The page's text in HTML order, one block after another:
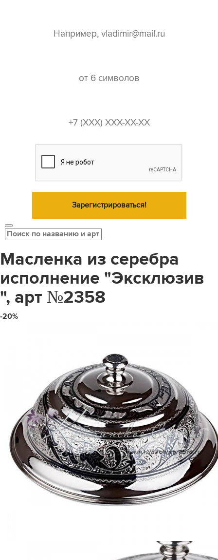
Зарегистрироваться!
Масленка из серебра
исполнение "Эксклюзив
", арт №2358
-20%